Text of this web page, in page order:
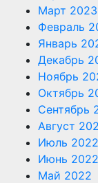
Март 2023
Февраль
Январь
Декабрь
Ноябрь
Октябрь
Сентябрь
Август
Июль 2022
Июнь 2022
Май 2022